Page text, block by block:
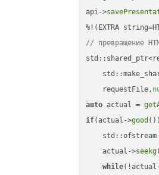
api->
// превращение
    requestFile,
auto actual =
if(actual->good
    actual->
seekg
while